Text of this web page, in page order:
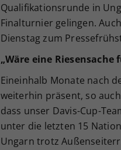
Qualifikationsrunde in
Finalturnier gelingen.
Dienstag zum
„Wäre eine
Eineinhalb Monate nach
weiterhin präsent, so
dass unser Davis-Cup-
unter die letzten 15
Ungarn trotz